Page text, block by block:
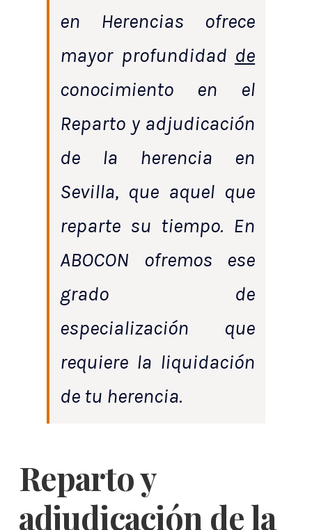
en Herencias ofrece
mayor profundidad de
conocimiento en el
Reparto y adjudicación
de la herencia en
Sevilla, que aquel que
reparte su tiempo. En
ABOCON ofremos ese
grado de
especialización que
requiere la liquidación
de tu herencia.
Reparto y
adjudicación de la